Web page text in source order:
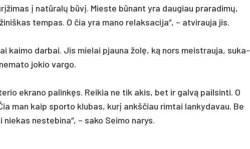
į natū­ralų būvį. Mies­te būnant yra dau­giau pra­ra­dimų,
tem­pas. O čia yra ma­no re­lak­sa­ci­ja“, – at­vi­rau­ja jis.
kai­mo dar­bai. Jis mie­lai pjau­na žolę, ką nors meist­rau­ja, su­ka­
jo­kio var­go.
ek­ra­no pa­linkęs. Rei­kia ne tik akis, bet ir galvą pail­sin­ti. O
man kaip spor­to klu­bas, kurį ankš­čiau rim­tai lan­ky­da­vau. Be
ne­ste­bi­na“, – sa­ko Seimo narys.